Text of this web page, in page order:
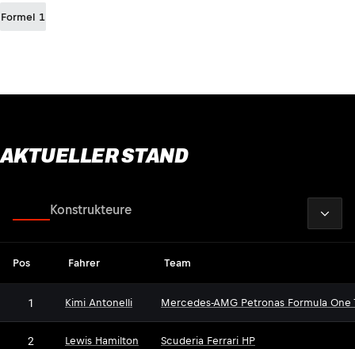
Formel 1
AKTUELLER STAND
Konstrukteure
Pos Fahrer Team
1 Kimi Antonelli Mercedes-AMG Petronas Formula One
2 Lewis Hamilton Scuderia Ferrari HP